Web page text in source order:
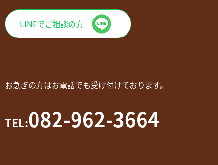
LINEでご相談の方
お急ぎの方はお電話でも受け付けております。
TEL:082-962-3664